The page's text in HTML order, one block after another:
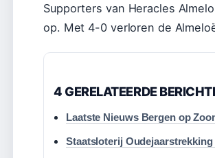
Supporters van Heracles
op. Met 4-0 verloren de
4 GERELATEERDE
Laatste Nieuws Bergen op
Staatsloterij